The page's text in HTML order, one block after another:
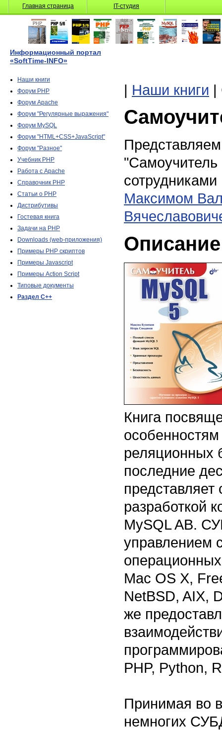
Главная страница IT-студия
Информационный портал
«SoftTime-INFO»
Наши книги
Форум PHP
Форум Apache
Форум "Регулярные выражения"
Форум MySQL
Форум "HTML+CSS+JavaScript"
Форум "Разное"
Учебник PHP
Работа с Apache
Справочник PHP
Статьи о PHP
Дистрибутивы
Гостевая книга
Задачи на PHP
Downloads (web-приложения)
Примеры PHP скриптов
Примеры Javascript
Примеры Action Script
Типовые документы
Раздел C++
| Наши книги |
Максимом
Описание
Книга
реляционных
последние
разработкой
MySQL AB.
управлением
Mac OS X,
NetBSD, AIX,
же
PHP, Python,
Принимая во
немногих